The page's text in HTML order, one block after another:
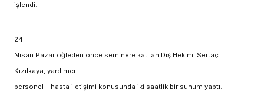
işlendi.
24
Nisan Pazar öğleden önce seminere katılan Diş Hekimi Sertaç
Kızılkaya, yardımcı
personel – hasta iletişimi konusunda iki saatlik bir sunum yaptı.